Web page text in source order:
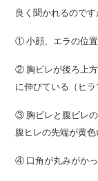
良く聞かれるので
① 小顔、エラの位置
② 胸ビレが後ろ上
に伸びている（ヒラ
③ 胸ビレと腹ビレ
腹ヒレの先端が黄色
④ 口角が丸みがかっ